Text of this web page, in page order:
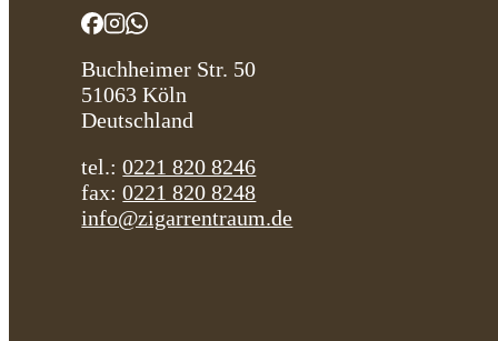
Buchheimer Str. 50
51063 Köln
Deutschland
tel.:0221 820 8246
fax:0221 820 8248
info@zigarrentraum.de